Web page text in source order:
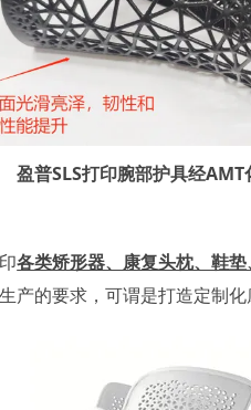
盈普SLS打印腕部护具经
各类矫形器、康复头枕、鞋
产的要求，可谓是打造定制化